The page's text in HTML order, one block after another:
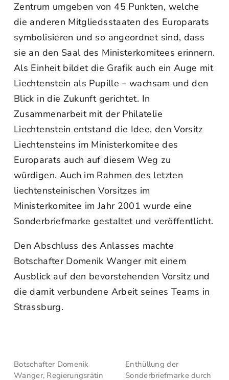
Zentrum umgeben von 45 Punkten, welche
die anderen Mitgliedsstaaten des Europarats
symbolisieren und so angeordnet sind, dass
sie an den Saal des Ministerkomitees erinnern.
Als Einheit bildet die Grafik auch ein Auge mit
Liechtenstein als Pupille – wachsam und den
Blick in die Zukunft gerichtet. In
Zusammenarbeit mit der Philatelie
Liechtenstein entstand die Idee, den Vorsitz
Liechtensteins im Ministerkomitee des
Europarats auch auf diesem Weg zu
würdigen. Auch im Rahmen des letzten
liechtensteinischen Vorsitzes im
Ministerkomitee im Jahr 2001 wurde eine
Sonderbriefmarke gestaltet und veröffentlicht.
Den Abschluss des Anlasses machte
Botschafter Domenik Wanger mit einem
Ausblick auf den bevorstehenden Vorsitz und
die damit verbundene Arbeit seines Teams in
Strassburg.
Botschafter Domenik
Wanger, Regierungsrätin
Enthüllung der
Sonderbriefmarke durch